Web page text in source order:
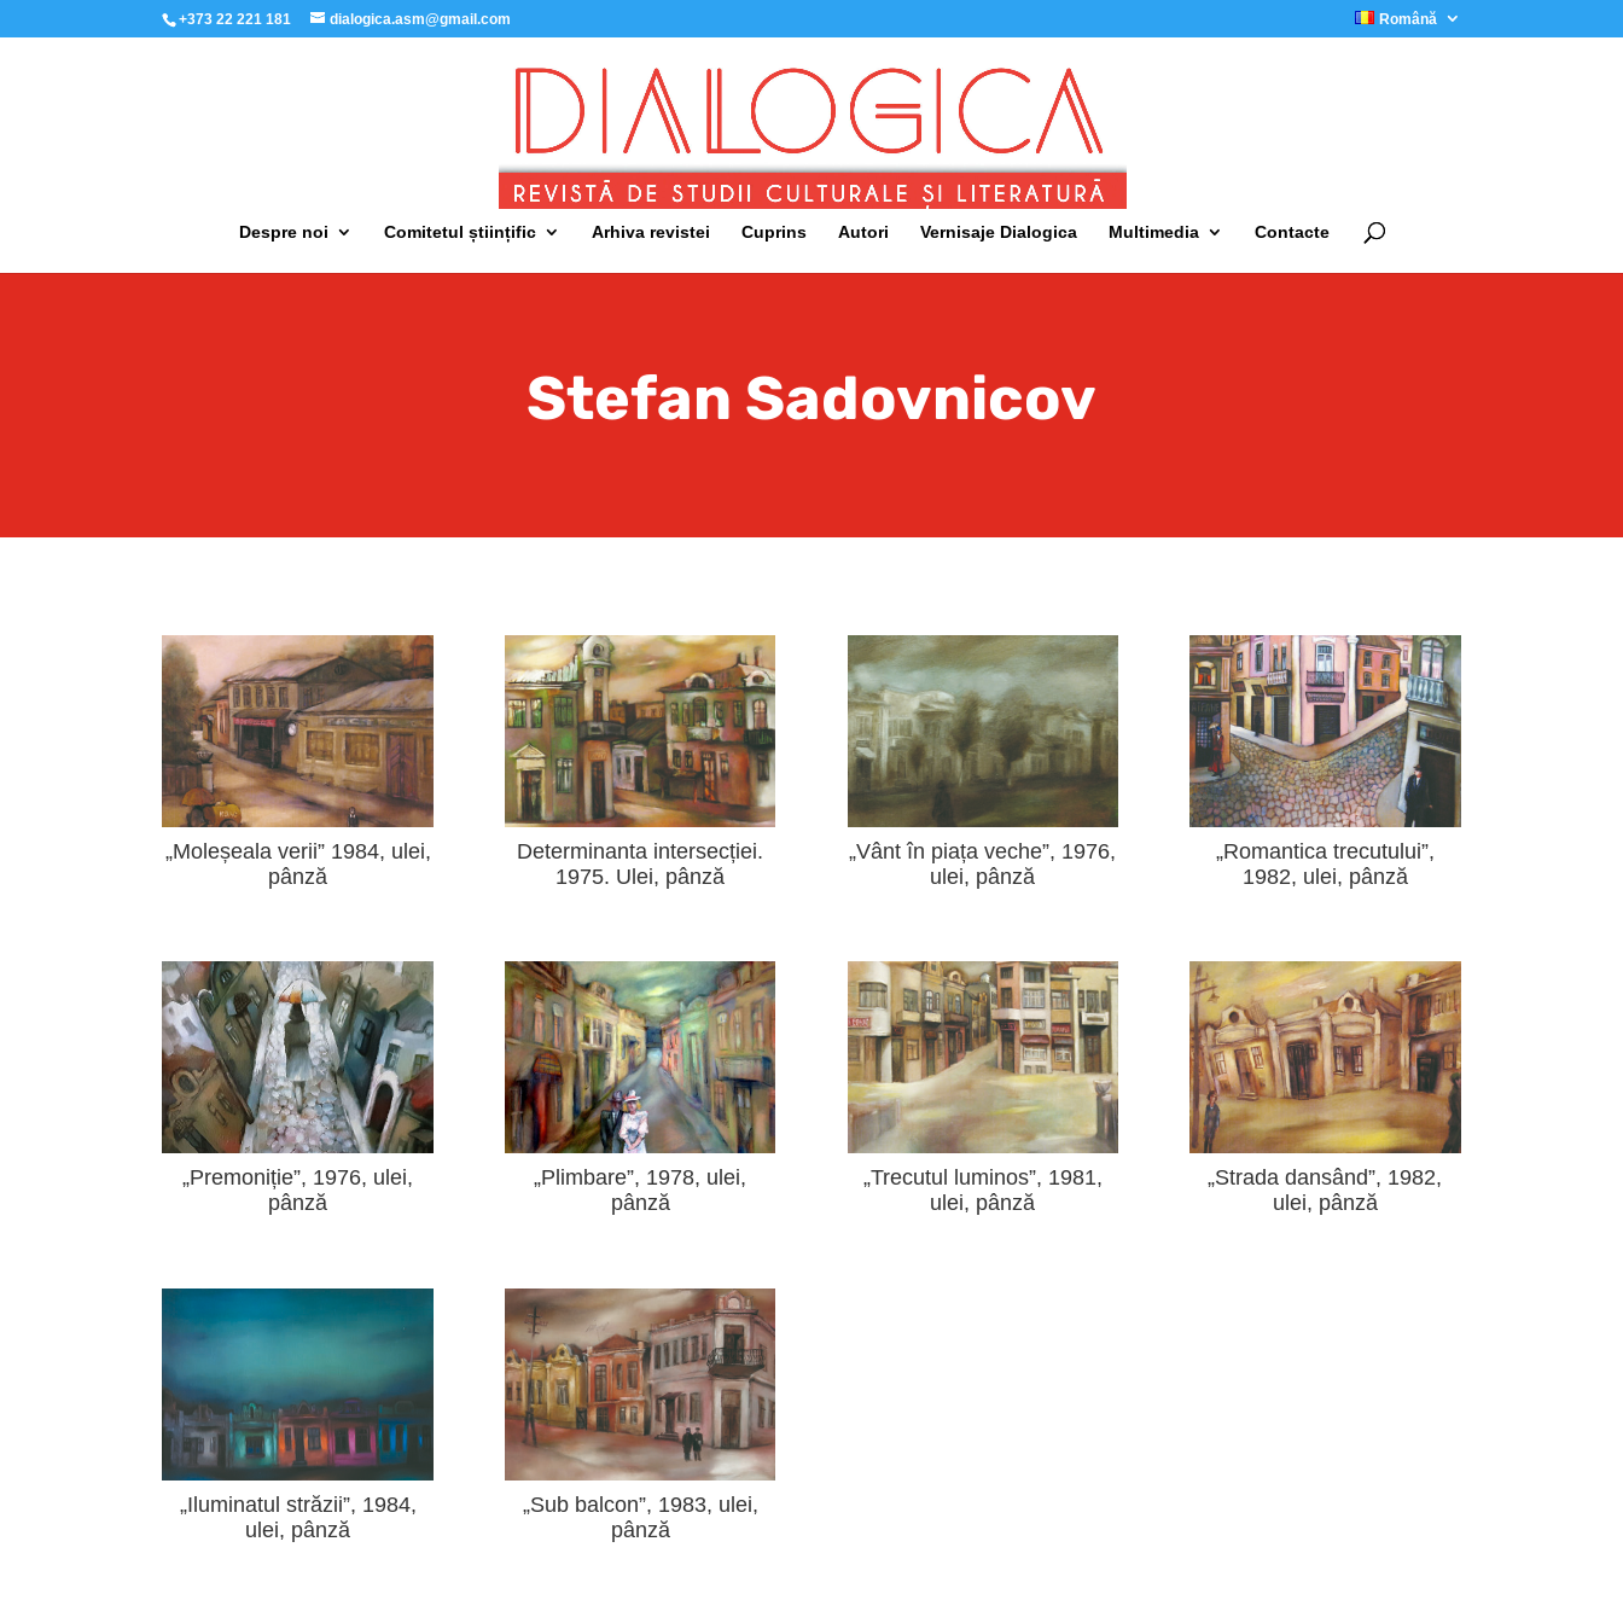
+373 22 221 181 dialogica.asm@gmail.com Română
Despre noi Comitetul științific Arhiva revistei Cuprins Autori Vernisaje Dialogica Multimedia Contacte
Stefan Sadovnicov
„Moleșeala verii” 1984, ulei,
pânză
Determinanta intersecției.
1975. Ulei, pânză
„Vânt în piața veche”, 1976,
ulei, pânză
„Romantica trecutului”,
1982, ulei, pânză
„Premoniție”, 1976, ulei,
pânză
„Plimbare”, 1978, ulei,
pânză
„Trecutul luminos”, 1981,
ulei, pânză
„Strada dansând”, 1982,
ulei, pânză
„Iluminatul străzii”, 1984,
ulei, pânză
„Sub balcon”, 1983, ulei,
pânză